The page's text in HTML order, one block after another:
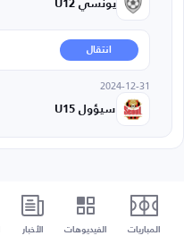
يونسي U12
انتقال
2024-12-31
سيؤول U15
المباريات الفيديوهات الأخبار